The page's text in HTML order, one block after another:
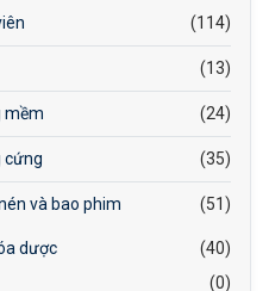
(114)
(13)
mềm (24)
cứng (35)
và bao phim (51)
dược
(40)
(0)